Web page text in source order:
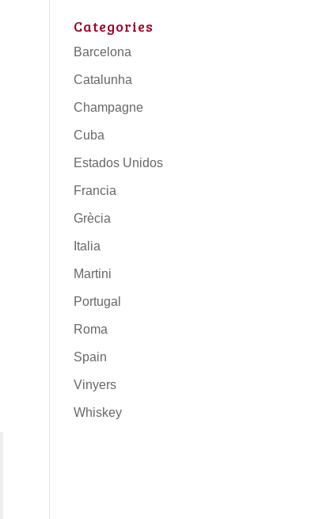
Categories
Barcelona
Catalunha
Champagne
Cuba
Estados Unidos
Francia
Grècia
Italia
Martini
Portugal
Roma
Spain
Vinyers
Whiskey